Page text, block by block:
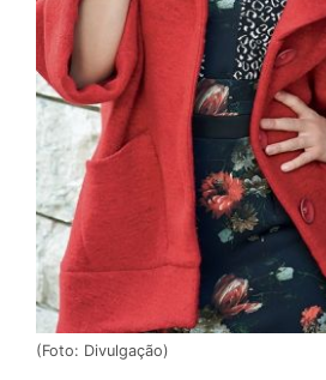
(Foto: Divulgação)